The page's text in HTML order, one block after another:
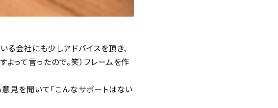
る会社にも少しアドバイスを頂き、
って言ったので。笑）フレームを作
見を聞いて「こんなサポートはない